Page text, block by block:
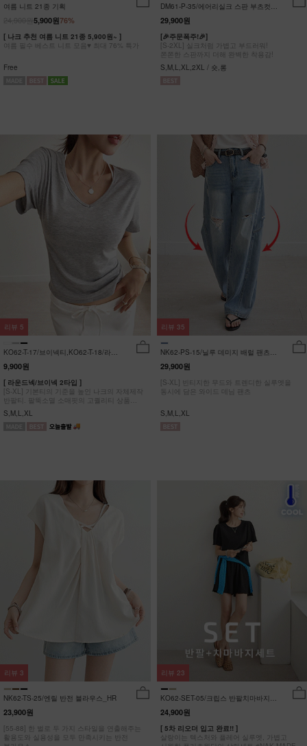
여름 니트 21종 기획
76%
5,900원
[ 나크 추천 여름 니트 21종 5,900원~ ]
여름 필수 베스트 니트 모음♥ 최대 76% 특가
Free
DM61-P-35/에어리실크 스판 부츠컷팬
츠_DY
29,900원
[🎉주문폭주!🎉]
[S-2XL] 실크처럼 가볍고 부드러워!
쫀쫀한 스판까지 더해 완벽한 착용감!
S,M,L,XL,2XL / 숏,롱
KO62-T-17/브이넥티,KO62-T-18/라운
드티_YN
9,900원
[ 라운드넥/브이넥 2타입 ]
[S-XL] 기본티의 기준을 높인 나크의 자체제작
반팔티. 팔뚝소멸 소매핏의 고퀄리티 상품
#NAK MADE.
S,M,L,XL
리뷰 5
NK62-PS-15/닐루 데미지 배럴 팬츠
_HR
29,900원
[S-XL] 빈티지한 무드와 트렌디한 실루엣을
동시에 담은 와이드 데님 팬츠
S,M,L,XL
리뷰 35
NK62-TS-25/엔릴 반전 블라우스_HR
23,900원
[55-88] 한 벌로 두 가지 스타일을 연출해주는
활용도와 실용성을 모두 만족시키는 반전
리뷰 3
KO62-SET-05/크립스 반팔치마바지세
트_HR
24,900원
[ 5차 리오더 입고 완료!! ]
살랑이는 텍스처와 플레어 실루엣, 가볍고
리뷰 23